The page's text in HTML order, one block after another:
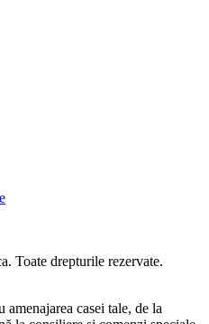
Toate drepturile rezervate.
casei tale, de la